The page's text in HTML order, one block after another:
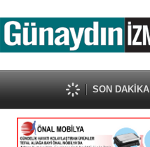
SON DAKİKA